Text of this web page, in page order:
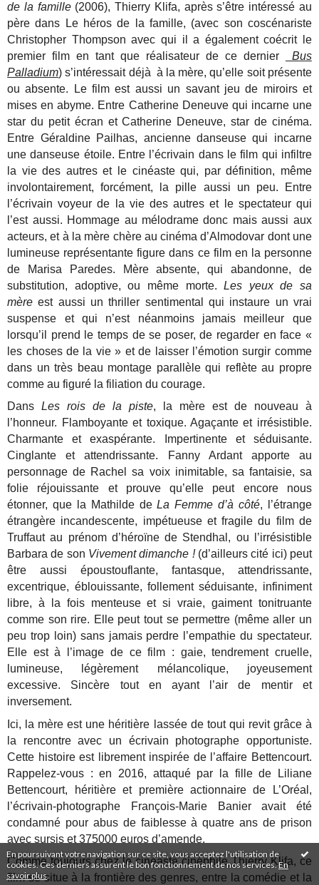
En poursuivant votre navigation sur ce site, vous acceptez l'utilisation de
cookies. Ces derniers assurent le bon fonctionnement de nos services.En
savoir plus.
de la famille(2006), Thierry Klifa, après s’être intéressé au
père dans Le héros de la famille, (avec son coscénariste
Christopher Thompson avec qui il a également coécrit le
premier film en tant que réalisateur de ce dernier
Bus
Palladium) s’intéressait déjà à la mère, qu’elle soit présente
ou absente. Le film est aussi un savant jeu de miroirs et
mises en abyme. Entre Catherine Deneuve qui incarne une
star du petit écran et Catherine Deneuve, star de cinéma.
Entre Géraldine Pailhas, ancienne danseuse qui incarne
une danseuse étoile. Entre l’écrivain dans le film qui infiltre
la vie des autres et le cinéaste qui, par définition, même
involontairement, forcément, la pille aussi un peu. Entre
l’écrivain voyeur de la vie des autres et le spectateur qui
l’est aussi. Hommage au mélodrame donc mais aussi aux
acteurs, et à la mère chère au cinéma d’Almodovar dont une
lumineuse représentante figure dans ce film en la personne
de Marisa Paredes. Mère absente, qui abandonne, de
substitution, adoptive, ou même morte.Les yeux de sa
mère est aussi un thriller sentimental qui instaure un vrai
suspense et qui n’est néanmoins jamais meilleur que
lorsqu’il prend le temps de se poser, de regarder en face «
les choses de la vie » et de laisser l’émotion surgir comme
dans un très beau montage parallèle qui reflète au propre
comme au figuré la filiation du courage.
DansLes rois de la piste, la mère est de nouveau à
l’honneur. Flamboyante et toxique. Agaçante et irrésistible.
Charmante et exaspérante. Impertinente et séduisante.
Cinglante et attendrissante. Fanny Ardant apporte au
personnage de Rachel sa voix inimitable, sa fantaisie, sa
folie réjouissante et prouve qu’elle peut encore nous
étonner, que la Mathilde deLa Femme d’à côté, l’étrange
étrangère incandescente, impétueuse et fragile du film de
Truffaut au prénom d’héroïne de Stendhal, ou l’irrésistible
Barbara de son Vivement dimanche ! (d’ailleurs cité ici) peut
être aussi époustouflante, fantasque, attendrissante,
excentrique, éblouissante, follement séduisante, infiniment
libre, à la fois menteuse et si vraie, gaiment tonitruante
comme son rire. Elle peut tout se permettre (même aller un
peu trop loin) sans jamais perdre l’empathie du spectateur.
Elle est à l’image de ce film : gaie, tendrement cruelle,
lumineuse, légèrement mélancolique, joyeusement
excessive. Sincère tout en ayant l’air de mentir et
inversement.
Ici, la mère est une héritière lassée de tout qui revit grâce à
la rencontre avec un écrivain photographe opportuniste.
Cette histoire est librement inspirée de l’affaire Bettencourt.
Rappelez-vous : en 2016, attaqué par la fille de Liliane
Bettencourt, héritière et première actionnaire de L’Oréal,
l’écrivain-photographe François-Marie Banier avait été
condamné pour abus de faiblesse à quatre ans de prison
avec sursis et 375000 euros d’amende.
Comme toujours chez le cinéaste cinéphile Thierry Klifa, ce
film se situe à la frontière des genres, entre la comédie et la